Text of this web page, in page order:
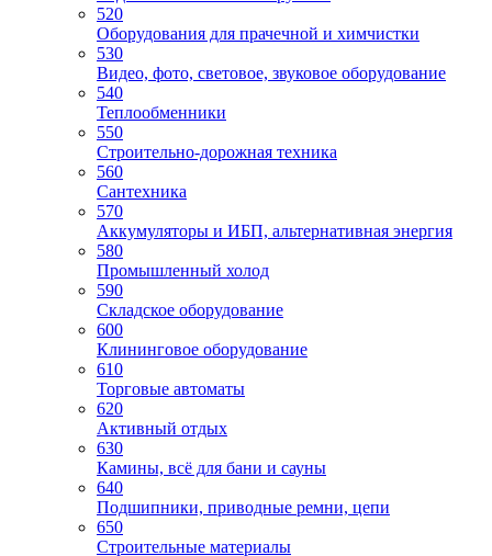
520
Оборудования для прачечной и химчистки
530
Видео, фото, световое, звуковое оборудование
540
Теплообменники
550
Строительно-дорожная техника
560
Сантехника
570
Аккумуляторы и ИБП, альтернативная энергия
580
Промышленный холод
590
Складское оборудование
600
Клининговое оборудование
610
Торговые автоматы
620
Активный отдых
630
Камины, всё для бани и сауны
640
Подшипники, приводные ремни, цепи
650
Строительные материалы